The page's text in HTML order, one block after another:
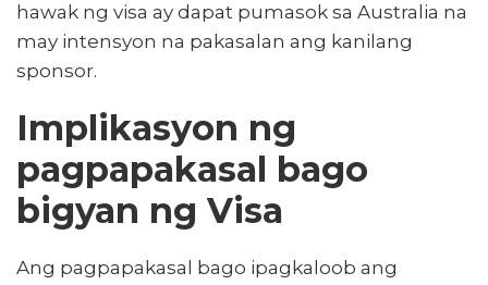
hawak ng visa ay dapat pumasok sa Australia na
may intensyon na pakasalan ang kanilang
sponsor.
Implikasyon ng
pagpapakasal bago
bigyan ng Visa
Ang pagpapakasal bago ipagkaloob ang